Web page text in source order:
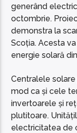
generând
octombrie.
demonstra la
Scoția. Acesta
energie solară
Centralele
mod ca și cele
invertoarele și
plutitoare.
electricitatea de